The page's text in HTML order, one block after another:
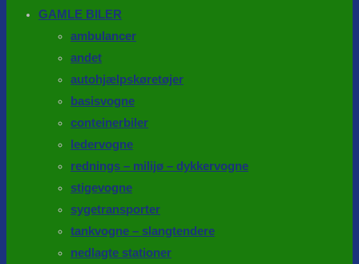
GAMLE BILER
ambulancer
andet
autohjælpskøretøjer
basisvogne
conteinerbiler
ledervogne
rednings – milijø – dykkervogne
stigevogne
sygetransporter
tankvogne – slangtendere
nedlagte stationer